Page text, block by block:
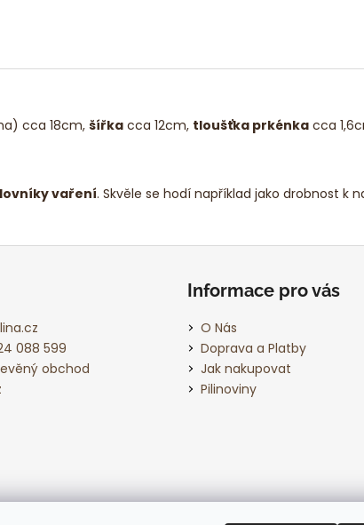
cca 18cm,šířka cca 12cm, tloušťka prkénka cca
vaření. Skvěle se hodí například jako drobnost k
088 599
obchod
Informace pro vás
O Nás
Doprava a Platby
Jak nakupovat
Pilinoviny